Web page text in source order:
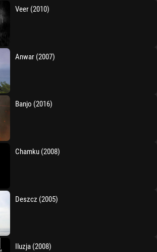
Veer (2010)
Anwar (2007)
Banjo (2016)
Chamku (2008)
Deszcz (2005)
Iluzja (2008)